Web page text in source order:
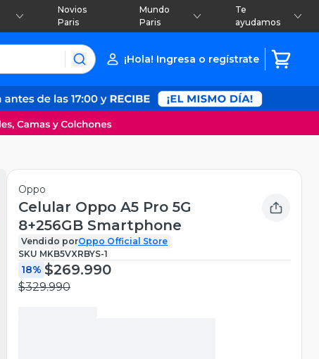
Novios
Paris
Mundo
Paris
Te
ayudamos
¡Hola! Ingresa o regístrate
Oppo
Celular Oppo A5 Pro 5G
8+256GB Smartphone
Vendido porOppo Official Store
SKU MKB5VXRBYS-1
18% $269.990
$329.990